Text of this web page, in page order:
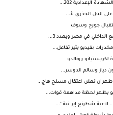
الإعدادية 202...
على الحل الجذري لأ...
جورج وسوف
في مصر ويعدد 3...
بفيديو يثير تفاعل...
لكريستيانو رونالدو
دياز وسالم الدوسر...
شطرنج إيرانية "...